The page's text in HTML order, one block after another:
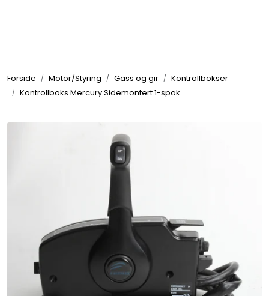
Forside Motor/Styring Gass og gir
Kontrollbokser
Kontrollboks Mercury Sidemontert 1-spak
Elektrisk
Bygg/Innredning
Motor/Styring
Fortøyning